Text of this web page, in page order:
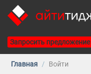
Запросить предложение
Главная / Войти